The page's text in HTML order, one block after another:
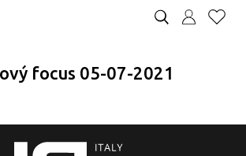
focus 05-07-2021